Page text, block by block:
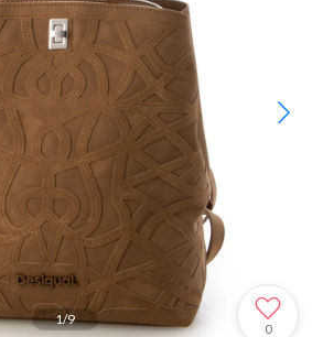
1/9
0